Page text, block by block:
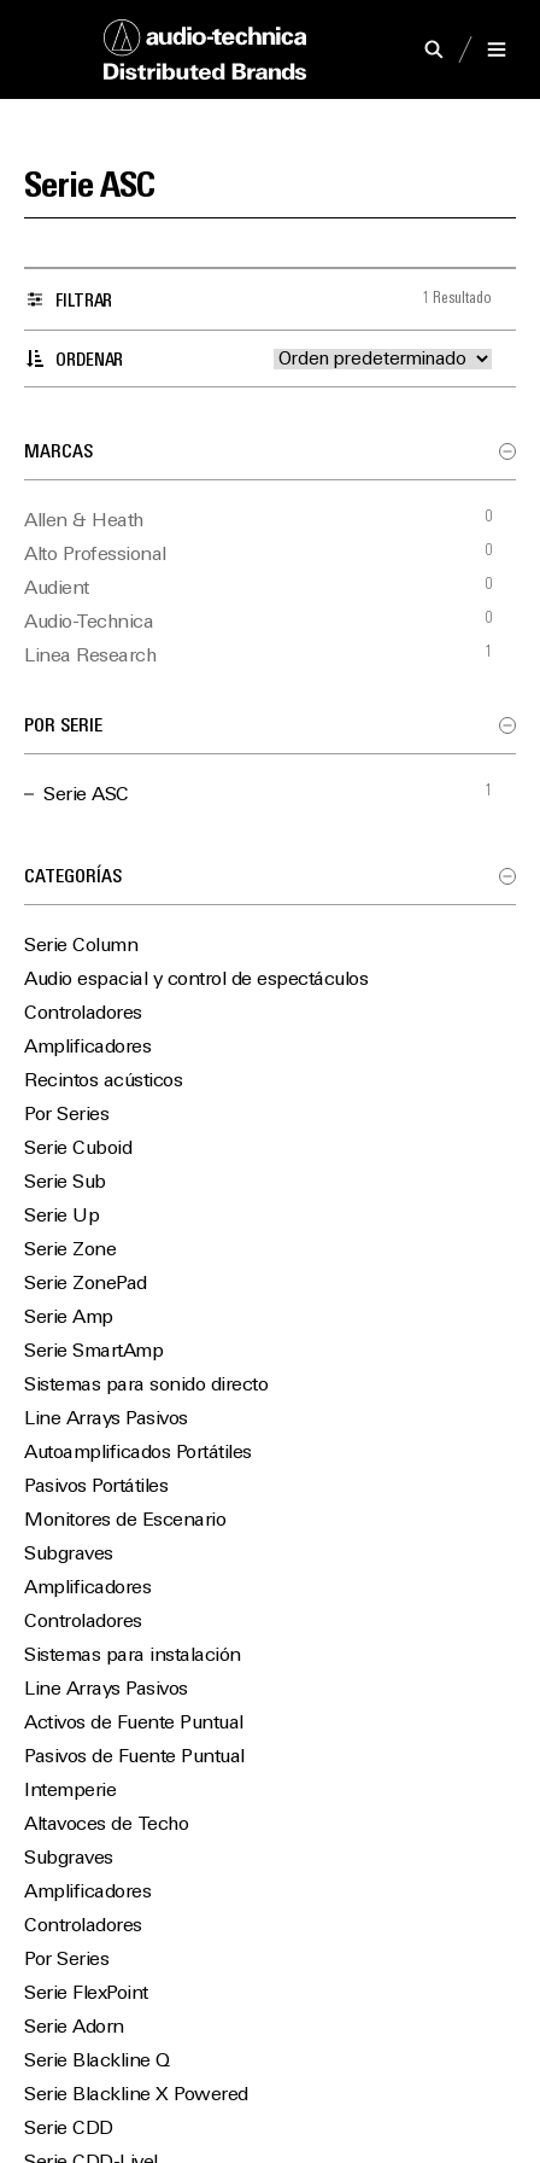
Serie ASC
ORDENAR
FILTRAR 1 Resultado
MARCAS
Allen & Heath 0
Alto Professional 0
Audient 0
Audio-Technica 0
Linea Research 1
Optimal Audio
TiMax 0
POR SERIE
Serie ASC 1
CATEGORÍAS
Serie Column
Audio espacial y control de espectáculos
Controladores
Amplificadores
Recintos acústicos
Por Series
Serie Cuboid
Serie Sub
Serie Up
Serie Zone
Serie ZonePad
Serie Amp
Serie SmartAmp
Sistemas para sonido directo
Line Arrays Pasivos
Autoamplificados Portátiles
Pasivos Portátiles
Monitores de Escenario
Subgraves
Amplificadores
Controladores
Sistemas para instalación
Line Arrays Pasivos
Activos de Fuente Puntual
Pasivos de Fuente Puntual
Intemperie
Altavoces de Techo
Subgraves
Amplificadores
Controladores
Por Series
Serie FlexPoint
Serie Adorn
Serie Blackline Q
Serie Blackline X Powered
Serie CDD